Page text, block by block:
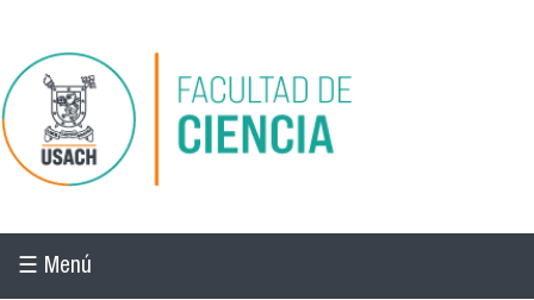
Pasar al contenido principal
☰ Menú